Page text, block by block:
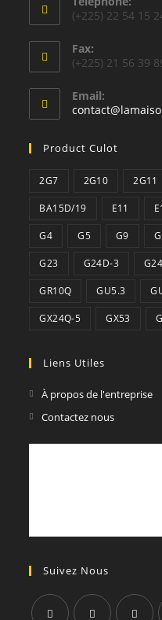
(+225) 22 54 15
Fax:
(+225) 21 56 39
Email:
Product Culot
2G7 2G10 2G11
BA15D/19 E11
G4 G5 G9
G23 G24D-3
GR10Q GU5.3
GX24Q-5 GX53
Liens Utiles
À propos de l'entreprise
Contactez nous
Suivez Nous